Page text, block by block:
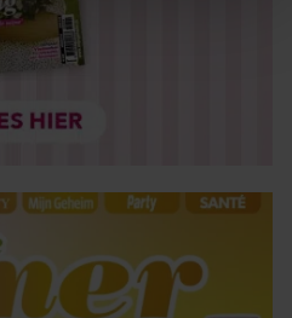
en advertenties te
voor social media te bieden
analyseren. Ook delen we
adverteren en analyse. Deze
gebruik van hun services. U
als u onze website blijft